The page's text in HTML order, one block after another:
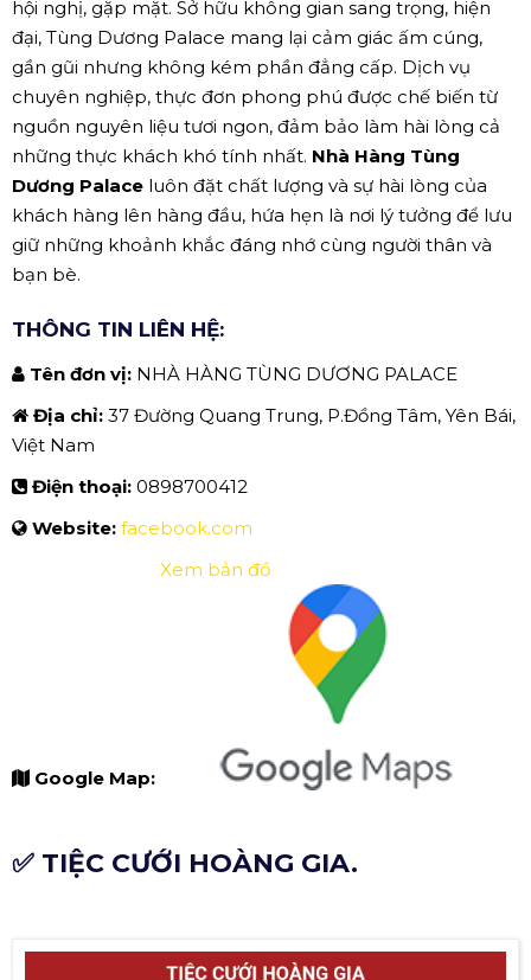
hội nghị, gặp mặt. Sở hữu không gian sang trọng, hiện
đại, Tùng Dương Palace mang lại cảm giác ấm cúng,
gần gũi nhưng không kém phần đẳng cấp. Dịch vụ
chuyên nghiệp, thực đơn phong phú được chế biến từ
nguồn nguyên liệu tươi ngon, đảm bảo làm hài lòng cả
những thực khách khó tính nhất. Nhà Hàng Tùng
Dương Palace luôn đặt chất lượng và sự hài lòng của
khách hàng lên hàng đầu, hứa hẹn là nơi lý tưởng để lưu
giữ những khoảnh khắc đáng nhớ cùng người thân và
bạn bè.
THÔNG TIN LIÊN HỆ:
Tên đơn vị: NHÀ HÀNG TÙNG DƯƠNG PALACE
Địa chỉ: 37 Đường Quang Trung, P.Đồng Tâm, Yên Bái,
Việt Nam
Điện thoại: 0898700412
Website: facebook.com
Google Map:
Xem bản đồ
✅ TIỆC CƯỚI HOÀNG GIA.